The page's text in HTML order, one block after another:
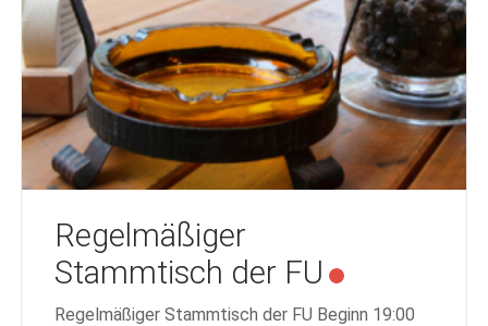
Regelmäßiger
Stammtisch der FU
Regelmäßiger Stammtisch der FU Beginn 19:00